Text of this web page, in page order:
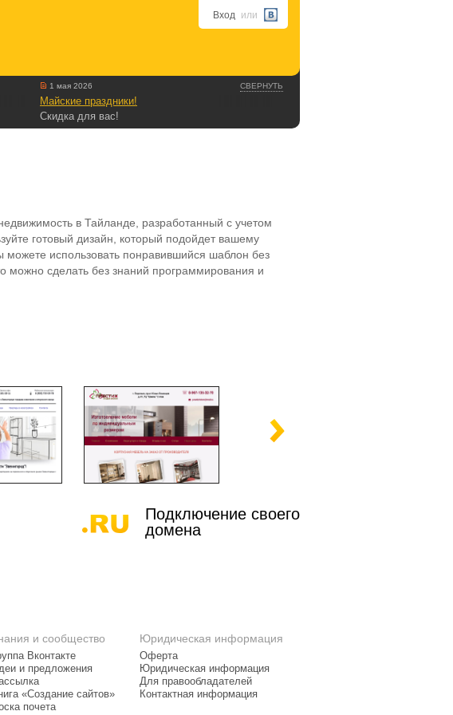
Вход или
СВЕРНУТЬ
1 мая 2026
Майские праздники!
Скидка для вас!
в Тайланде, разработанный с учетом
готовый дизайн, который подойдет вашему
можете использовать понравившийся шаблон без
можно сделать без знаний программирования и
Подключение своего
домена
и сообщество
Вконтакте
и предложения
«Создание сайтов»
почета
Юридическая информация
Оферта
Юридическая информация
Для правообладателей
Контактная информация